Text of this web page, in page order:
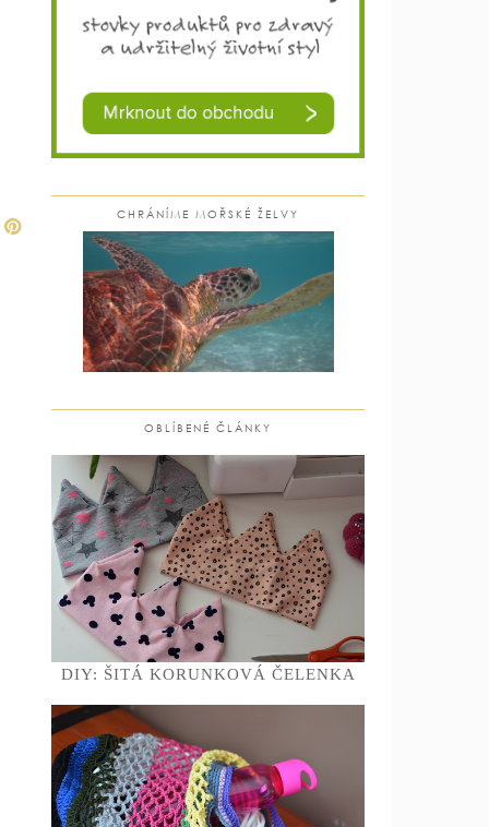
CHRÁNÍME MOŘSKÉ ŽELVY
OBLÍBENÉ ČLÁNKY
DIY: ŠITÁ KORUNKOVÁ ČELENKA